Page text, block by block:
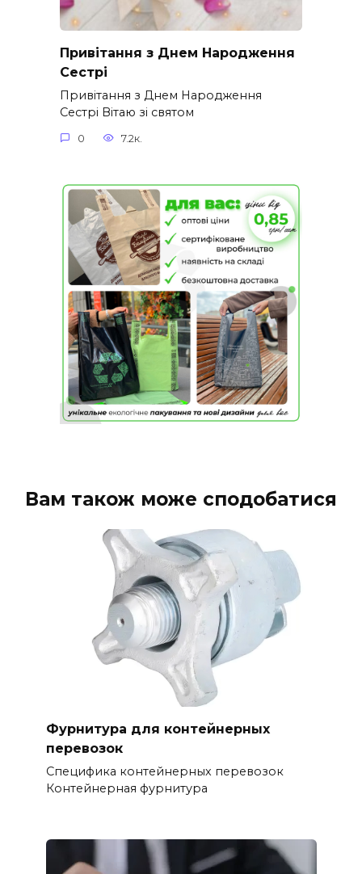
Привітання з Днем Народження
Сестрі
Привітання з Днем Народження
Сестрі Вітаю зі святом
0 7.2к.
Вам також може сподобатися
Фурнитура для контейнерных
перевозок
Специфика контейнерных перевозок
Контейнерная фурнитура